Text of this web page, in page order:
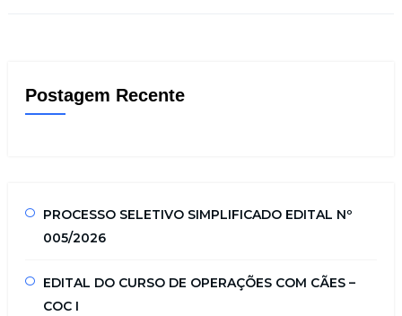
Postagem Recente
PROCESSO SELETIVO SIMPLIFICADO EDITAL Nº
005/2026
EDITAL DO CURSO DE OPERAÇÕES COM CÃES –
COC I